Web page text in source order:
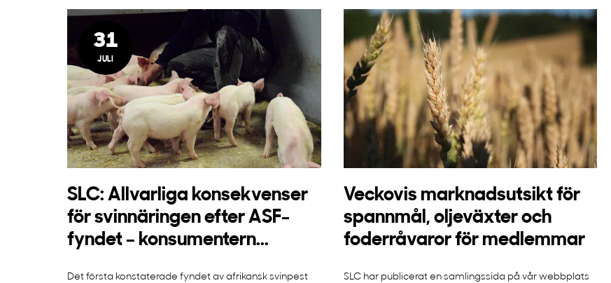
31
JULI
SLC: Allvarliga konsekvenser
för svinnäringen efter ASF-
fyndet – konsumentern...
Det första konstaterade fyndet av afrikansk svinpest
Veckovis marknadsutsikt för
spannmål, oljeväxter och
foderråvaror för medlemmar
SLC har publicerat en samlingssida på vår webbplats